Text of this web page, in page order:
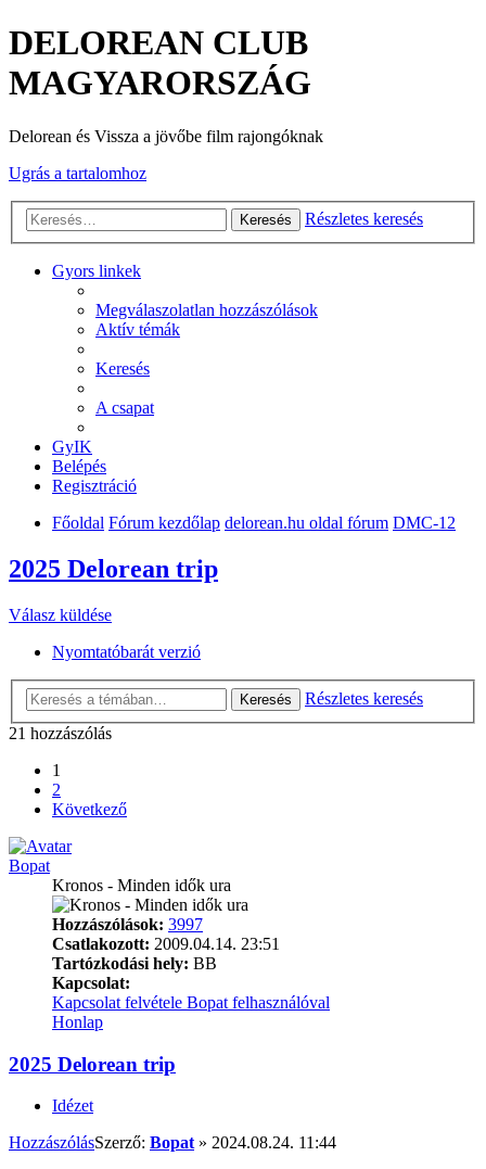
DELOREAN CLUB
MAGYARORSZÁG
Delorean és Vissza a jövőbe film rajongóknak
Ugrás a tartalomhoz
Keresés Részletes keresés
Gyors linkek
Megválaszolatlan hozzászólások
Aktív témák
Keresés
A csapat
GyIK
Belépés
Regisztráció
Főoldal Fórum kezdőlap delorean.hu oldal fórum DMC-12
2025 Delorean trip
Válasz küldése
Nyomtatóbarát verzió
Keresés
Részletes keresés
21 hozzászólás
1
2
Következő
Bopat
Kronos - Minden idők ura
Hozzászólások: 3997
Csatlakozott: 2009.04.14. 23:51
Tartózkodási hely: BB
Kapcsolat:
Kapcsolat felvétele Bopat felhasználóval
Honlap
2025 Delorean trip
Idézet
HozzászólásSzerző: Bopat » 2024.08.24. 11:44